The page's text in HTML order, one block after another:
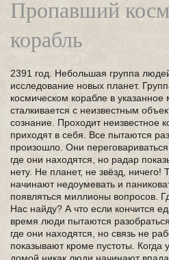
Пропавший
корабль
2391 год. Небольшая группа
исследование новых планет.
космическом корабле в указанное
сталкивается с неизвестным
сознание. Проходит неизвестное
приходят в себя. Все пытаются
произошло. Они
где они находятся, но радар
нету. Не планет, не звёзд, ничего!
начинают недоумевать и
появляться миллионы вопросов.
Нас найду? А что если кончится
время люди пытаются
где они находятся, но связь не
показывают кроме пустоты. Когда